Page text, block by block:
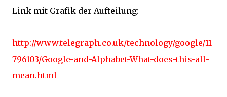
Link mit Grafik der Aufteilung:
http://www.telegraph.co.uk/technology/google/11
796103/Google-and-Alphabet-What-does-this-all-
mean.html